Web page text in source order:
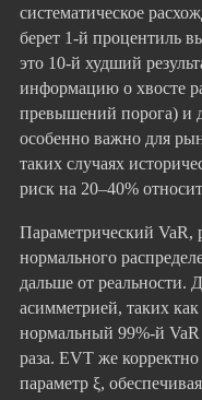
систематическое
берет 1-й процентиль
это 10-й худший
информацию о хвосте
превышений порога) и
особенно важно для
таких случаях
риск на 20–40%
Параметрический VaR,
нормального
дальше от реальности.
асимметрией, таких
нормальный 99%-й
раза. EVT же
параметр ξ,